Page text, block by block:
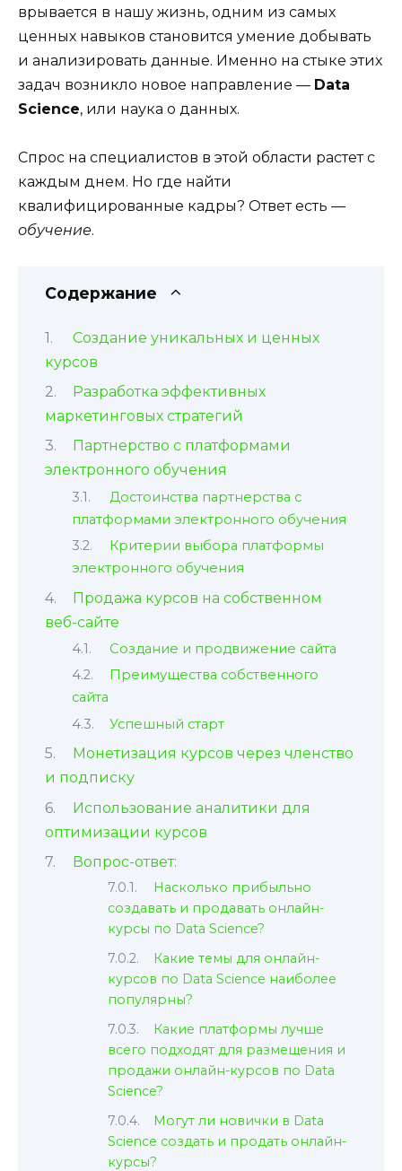
врывается в нашу жизнь, одним из самых
ценных навыков становится умение добывать
и анализировать данные. Именно на стыке этих
задач возникло новое направление — Data
Science, или наука о данных.
Спрос на специалистов в этой области растет с
каждым днем. Но где найти
квалифицированные кадры? Ответ есть —
обучение.
Содержание
Создание уникальных и ценных
курсов
Разработка эффективных
маркетинговых стратегий
Партнерство с платформами
электронного обучения
Достоинства партнерства с
платформами электронного обучения
Критерии выбора платформы
электронного обучения
Продажа курсов на собственном
веб-сайте
Создание и продвижение сайта
Преимущества собственного
сайта
Успешный старт
Монетизация курсов через членство
и подписку
Использование аналитики для
оптимизации курсов
Вопрос-ответ:
Насколько прибыльно
создавать и продавать онлайн-
курсы по Data Science?
Какие темы для онлайн-
курсов по Data Science наиболее
популярны?
Какие платформы лучше
всего подходят для размещения и
продажи онлайн-курсов по Data
Science?
Могут ли новички в Data
Science создать и продать онлайн-
курсы?